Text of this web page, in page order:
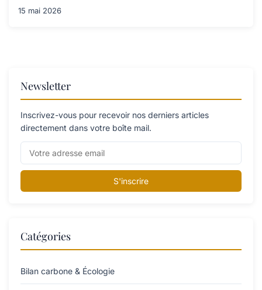
15 mai 2026
Newsletter
Inscrivez-vous pour recevoir nos derniers articles
directement dans votre boîte mail.
S'inscrire
Catégories
Bilan carbone & Écologie